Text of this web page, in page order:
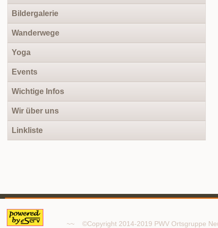
Bildergalerie
Wanderwege
Yoga
Events
Wichtige Infos
Wir über uns
Linkliste
~~ ©Copyright 2014-2019 PWV Ortsgruppe